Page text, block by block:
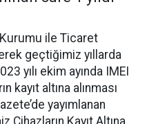
ile Ticaret
geçtiğimiz yıllarda
yılı ekim ayında IMEI
kayıt altına alınması
yayımlanan